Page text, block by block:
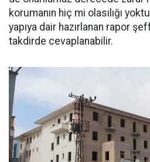
korumanın hiç mi olasılığı
yapıya dair hazırlanan rapor
takdirde cevaplanabilir.